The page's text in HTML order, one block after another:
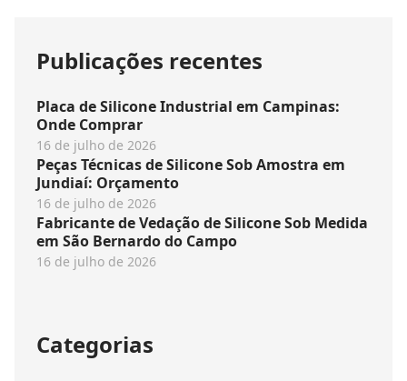
Publicações recentes
Placa de Silicone Industrial em Campinas:
Onde Comprar
16 de julho de 2026
Peças Técnicas de Silicone Sob Amostra em
Jundiaí: Orçamento
16 de julho de 2026
Fabricante de Vedação de Silicone Sob Medida
em São Bernardo do Campo
16 de julho de 2026
Categorias